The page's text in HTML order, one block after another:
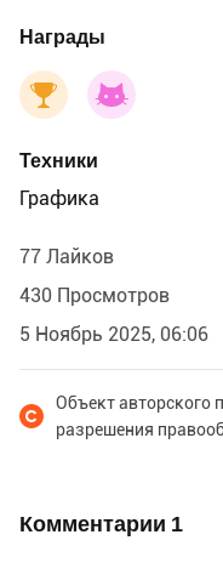
Награды
Техники
Графика
77 Лайков
430 Просмотров
5 Ноябрь 2025, 06:06
Объект авторского
разрешения
Комментарии 1